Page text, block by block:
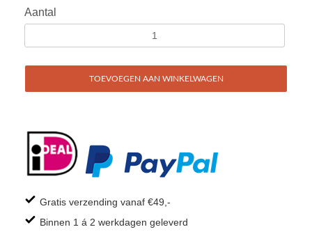
Aantal
TOEVOEGEN AAN WINKELWAGEN
Gratis verzending vanaf €49,-
Binnen 1 á 2 werkdagen geleverd